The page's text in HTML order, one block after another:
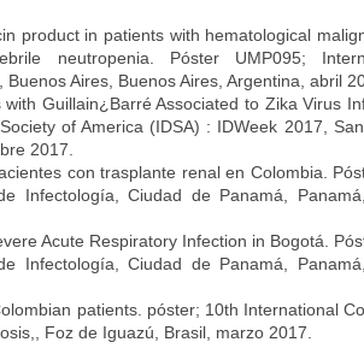
product in patients with hematological
neutropenia. Póster UMP095;
Aires, Buenos Aires, Argentina, abril
Guillain¿Barré Associated to Zika Virus
of America (IDSA) : IDWeek 2017,
2017.
con trasplante renal en Colombia.
Infectología, Ciudad de Panamá,
Acute Respiratory Infection in Bogotá.
Infectología, Ciudad de Panamá,
patients. póster; 10th International
Foz de Iguazú, Brasil, marzo 2017.